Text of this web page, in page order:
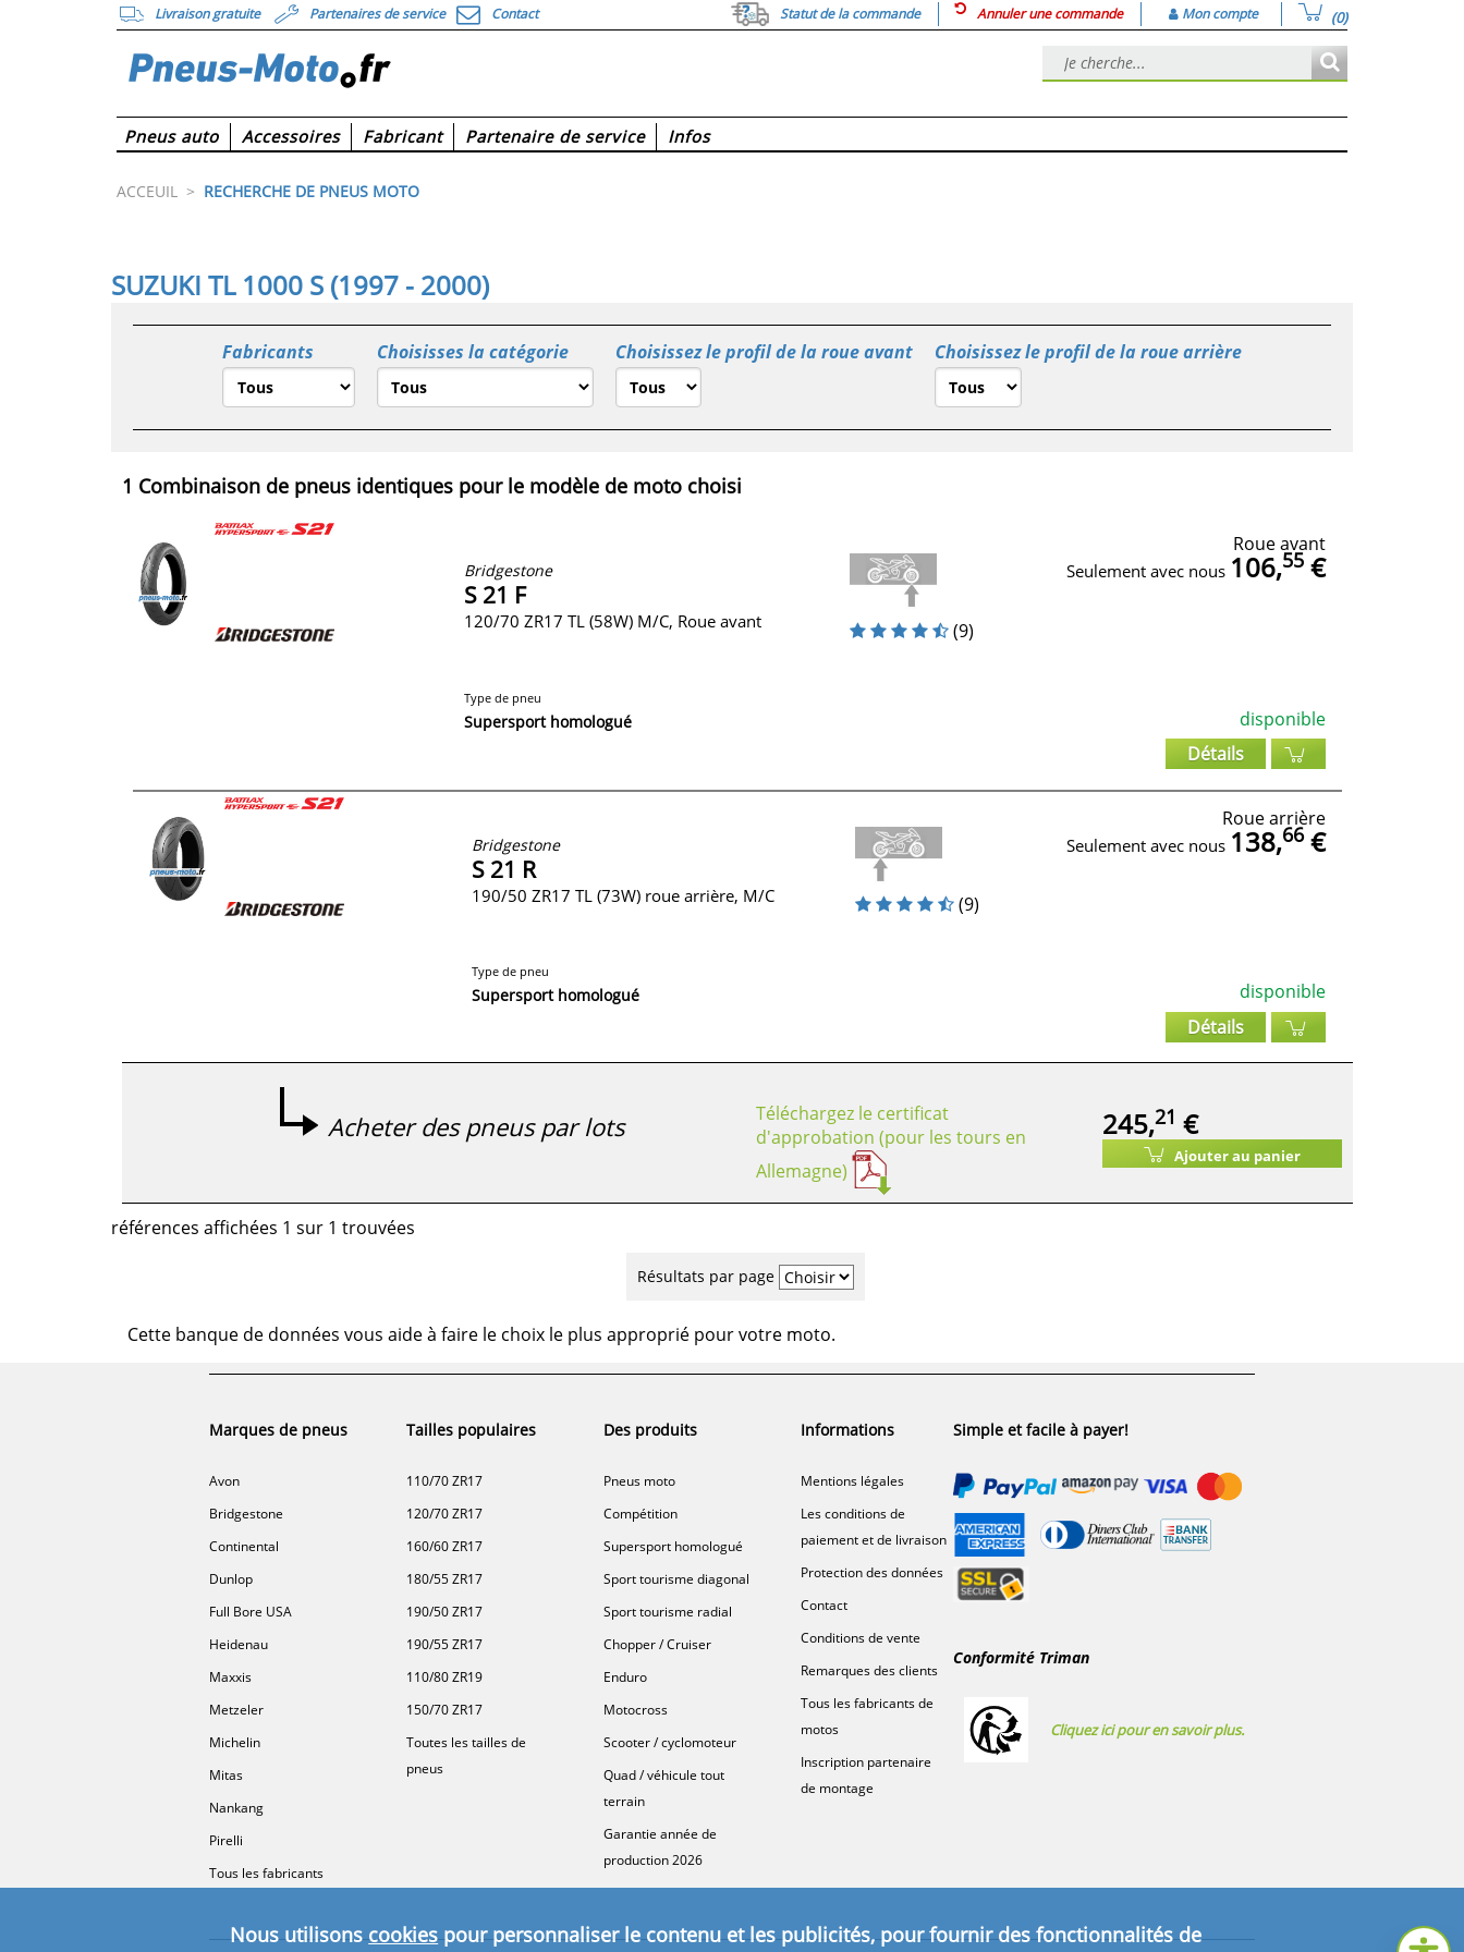
Livraison gratuite Partenaires de service Contact Statut de la commande Annuler une commande Mon compte (0)
Pneus auto Accessoires Fabricant Partenaire de service Infos
ACCEUIL > RECHERCHE DE PNEUS MOTO
SUZUKI TL 1000 S (1997 - 2000)
Fabricants Choisisses la catégorie Choisissez le profil de la roue avant Choisissez le profil de la roue arrière
1 Combinaison de pneus identiques pour le modèle de moto choisi
Bridgestone
S 21 F
120/70 ZR17 TL (58W) M/C, Roue avant
Type de pneu
Supersport homologué
(9)
Roue avant
Seulement avec nous 106,55€
disponible
Détails
Bridgestone
S 21 R
190/50 ZR17 TL (73W) roue arrière, M/C
Type de pneu
Supersport homologué
(9)
Roue arrière
Seulement avec nous 138,66€
disponible
Détails
Acheter des pneus par lots
Téléchargez le certificat
d'approbation (pour les tours en
Allemagne)
245,21 €
Ajouter au panier
références affichées 1 sur 1 trouvées
Résultats par page
Cette banque de données vous aide à faire le choix le plus approprié pour votre moto.
Marques de pneus
Avon
Bridgestone
Continental
Dunlop
Full Bore USA
Heidenau
Maxxis
Metzeler
Michelin
Mitas
Nankang
Pirelli
Tous les fabricants
Tailles populaires
110/70 ZR17
120/70 ZR17
160/60 ZR17
180/55 ZR17
190/50 ZR17
190/55 ZR17
110/80 ZR19
150/70 ZR17
Toutes les tailles de
pneus
Des produits
Pneus moto
Compétition
Supersport homologué
Sport tourisme diagonal
Sport tourisme radial
Chopper / Cruiser
Enduro
Motocross
Scooter / cyclomoteur
Quad / véhicule tout
terrain
Garantie année de
production 2026
Informations
Mentions légales
Les conditions de
paiement et de livraison
Protection des données
Contact
Conditions de vente
Remarques des clients
Tous les fabricants de
motos
Inscription partenaire
de montage
Simple et facile à payer!
Conformité Triman
Cliquez ici pour en savoir plus.
Nous utilisonscookiespour personnaliser le contenu et les publicités, pour fournir des fonctionnalités de